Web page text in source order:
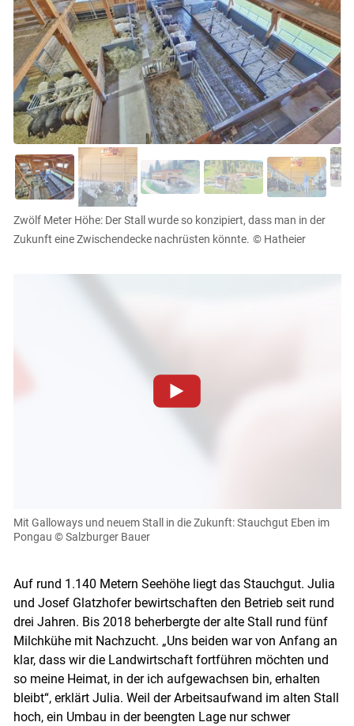
Zwölf Meter Höhe: Der Stall wurde so konzipiert, dass man in der
Zukunft eine Zwischendecke nachrüsten könnte. © Hatheier
einsehen und korrigieren
Akzeptieren
Cookies Einstellungen
Mit Galloways und neuem Stall in die Zukunft: Stauchgut Eben im
Pongau © Salzburger Bauer
Auf rund 1.140 Metern Seehöhe liegt das Stauchgut. Julia
und Josef Glatzhofer bewirtschaften den Betrieb seit rund
drei Jahren. Bis 2018 beherbergte der alte Stall rund fünf
Milchkühe mit Nachzucht. „Uns beiden war von Anfang an
klar, dass wir die Landwirtschaft fortführen möchten und
so meine Heimat, in der ich aufgewachsen bin, erhalten
bleibt“, erklärt Julia. Weil der Arbeitsaufwand im alten Stall
hoch, ein Umbau in der beengten Lage nur schwer